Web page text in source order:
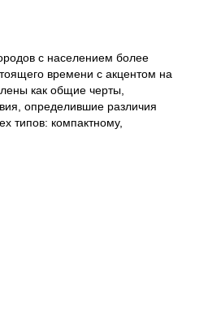
с населением более
времени с акцентом на
как общие черты,
определившие различия
типов: компактному,